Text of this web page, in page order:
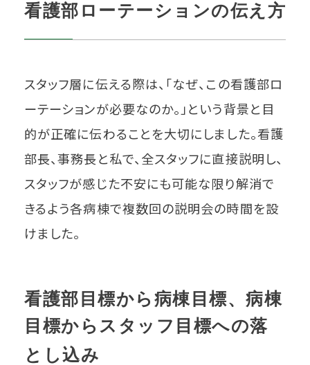
看護部ローテーションの伝え方
スタッフ層に伝える際は、「なぜ、この看護部ロ
ーテーションが必要なのか。」という背景と目
的が正確に伝わることを大切にしました。看護
部長、事務長と私で、全スタッフに直接説明し、
スタッフが感じた不安にも可能な限り解消で
きるよう各病棟で複数回の説明会の時間を設
けました。
看護部目標から病棟目標、病棟
目標からスタッフ目標への落
とし込み